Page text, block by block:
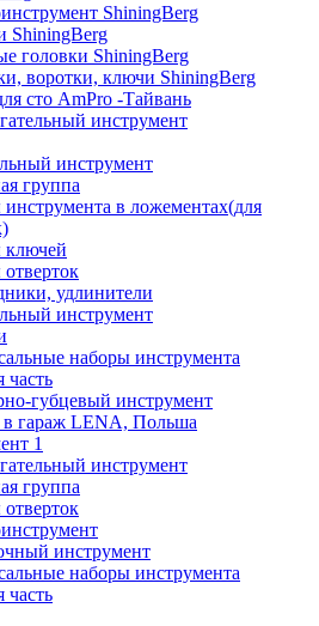
ShiningBerg
ShiningBerg
головки ShiningBerg
воротки, ключи ShiningBerg
сто AmPro -Тайвань
инструмент
инструмент
группа
в ложементах(для
удлинители
инструмент
наборы инструмента
часть
губцевый инструмент
в гараж LENA, Польша
1
инструмент
группа
инструмент
наборы инструмента
часть